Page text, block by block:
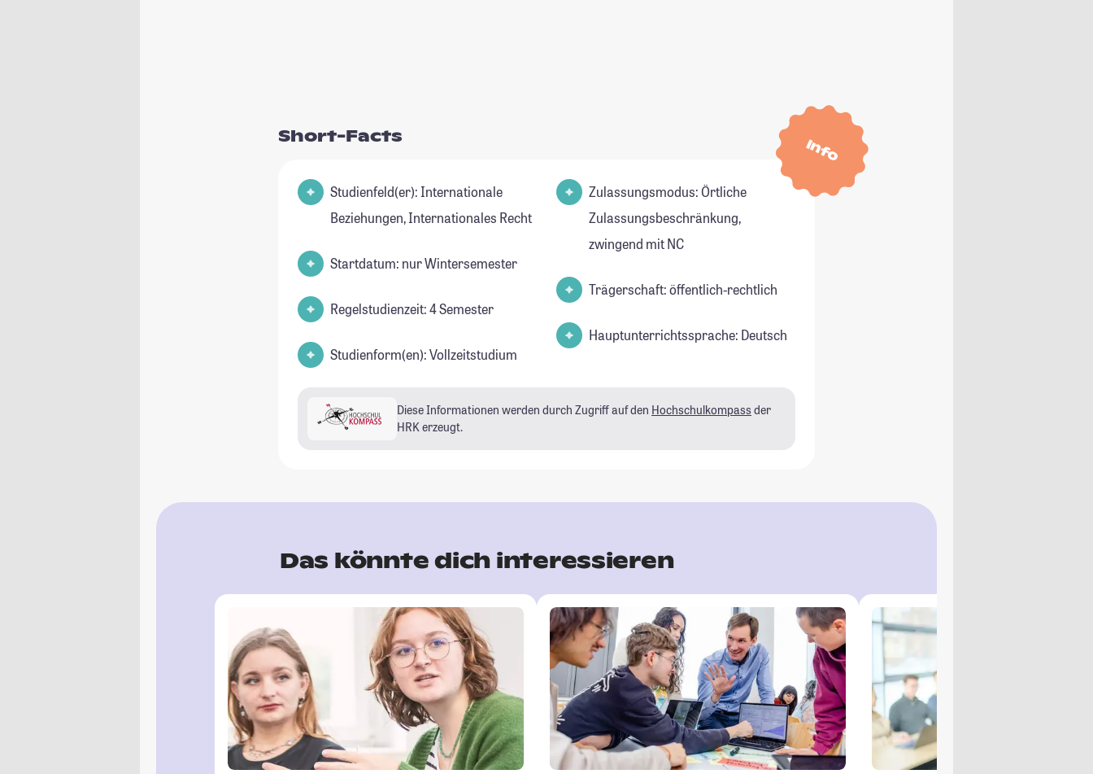
Info
Short-Facts
Studienfeld(er): Internationale
Beziehungen, Internationales Recht
Startdatum: nur Wintersemester
Regelstudienzeit: 4 Semester
Studienform(en): Vollzeitstudium
Zulassungsmodus: Örtliche
Zulassungsbeschränkung,
zwingend mit NC
Trägerschaft: öffentlich-rechtlich
Hauptunterrichtssprache: Deutsch
Diese Informationen werden durch Zugriff auf den Hochschulkompass der
HRK erzeugt.
Das könnte dich interessieren